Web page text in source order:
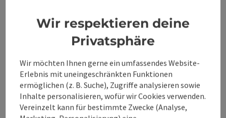
360° Alpenland
erlaubt?
Kannst du
Unterkünfte im
360° Alpenland
Wir respektieren deine
Privatsphäre
Wir möchten Ihnen gerne ein umfassendes Website-
Erlebnis mit uneingeschränkten Funktionen
ermöglichen (z. B. Suche), Zugriffe analysieren sowie
Inhalte personalisieren, wofür wir Cookies verwenden.
Vereinzelt kann für bestimmte Zwecke (Analyse,